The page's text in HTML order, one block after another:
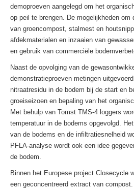
demoproeven aangelegd om het
op peil te brengen. De mogelijkheden
van groencompost, stalmest en
afdekmaterialen en inzaaien van
en gebruik van commerciële
Naast de opvolging van de
demonstratieproeven metingen
nitraatresidu in de bodem bij de start en
groeiseizoen en bepaling van het
Met behulp van Tomst TMS-4 loggers
temperatuur in de bodems opgevolgd.
van de bodems en de infiltratiesnelheid
PFLA-analyse wordt ook een idee
de bodem.
Binnen het Europese project Closecycle
een geconcentreerd extract van